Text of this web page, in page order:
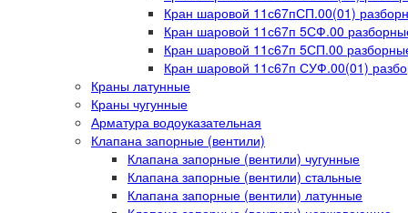
Кран шаровой 11с67пСП.00(01)
Кран шаровой 11с67п 5СФ.00
Кран шаровой 11с67п 5СП.00
Кран шаровой 11с67п СУФ.00(01)
Краны латунные
Краны чугунные
Арматура водоуказательная
Клапана запорные (вентили)
Клапана запорные (вентили) чугунные
Клапана запорные (вентили) стальные
Клапана запорные (вентили) латунные